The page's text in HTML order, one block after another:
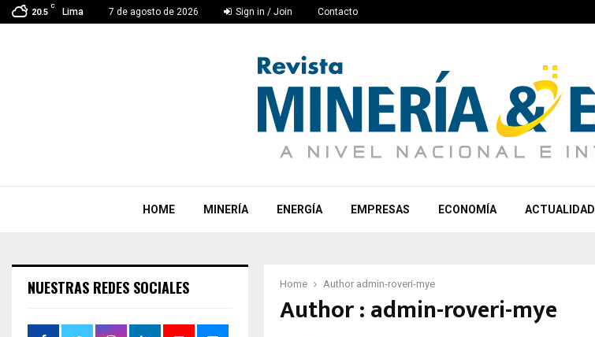
20.5
C
Lima 7 de agosto de 2026 Sign in / Join Contacto
HOME MINERÍA ENERGÍA EMPRESAS ECONOMÍA ACTUALIDAD
Home Author admin-roveri-mye
Author :admin-roveri-mye
NUESTRAS REDES SOCIALES